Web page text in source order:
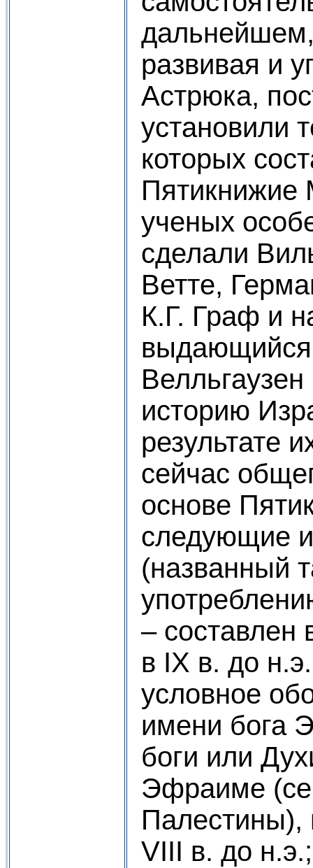
развивая и
Астрюка,
установили
которых
Пятикнижие
ученых
сделали
Ветте,
К.Г. Граф и
историю
результате
сейчас
основе
следующие
(названный
– составлен
в IX в. до
условное
имени бога
боги или
Эфраиме
Палестины),
VIII в. до